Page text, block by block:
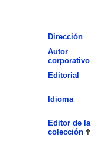
Dirección
Autor
corporativo
Editorial
Idioma
Editor de la
colección